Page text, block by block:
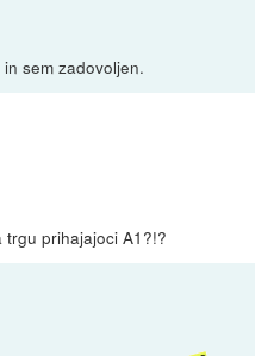
sem zadovoljen.
trgu prihajajoci A1?!?